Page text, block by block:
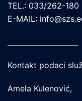
TEL.: 033/262-180
E-MAIL:
Kontakt podaci
Amela Kulenović,